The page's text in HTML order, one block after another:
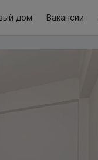
дом Вакансии